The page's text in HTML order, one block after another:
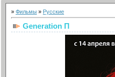
» Фильмы » Русские
Generation П